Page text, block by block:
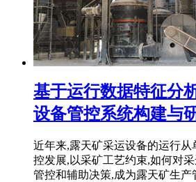
基于运行数据特征分
设备管控系统构建与
近年来,露天矿采运设备的运行从
控发展,以采矿工艺约束,如何对
管控和辅助决策,成为露天矿生产